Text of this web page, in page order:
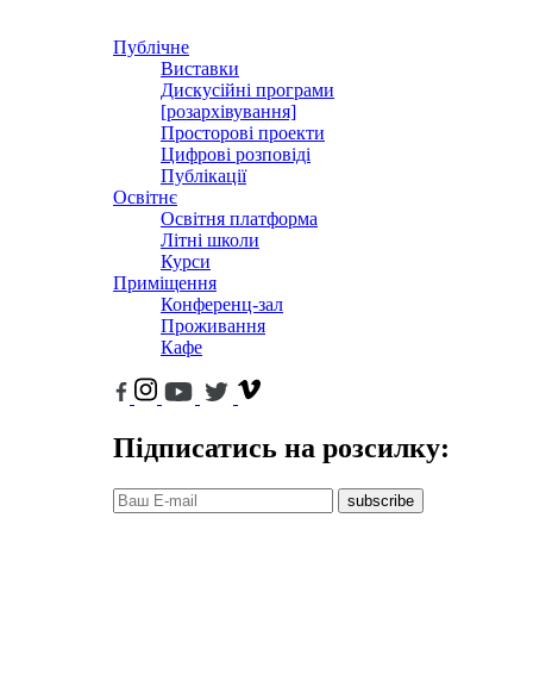
Публічне
Виставки
Дискусійні програми
[розархівування]
Просторові проекти
Цифрові розповіді
Публікації
Освітнє
Освітня платформа
Літні школи
Курси
Приміщення
Конференц-зал
Проживання
Кафе
Підписатись на розсилку:
subscribe